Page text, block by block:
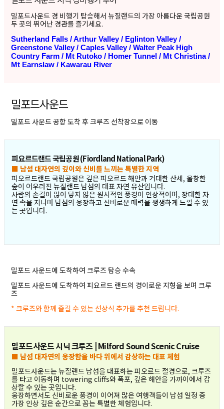
밀포드사운드 경 비행기 탑승해서 뉴질랜드의 가장 아름다운 국립공원
두 곳의 뛰어난 경관를 즐기세요.
Sutherland Falls /Arthur Valley / Eglinton Valley /
Greenstone Valley / Caples Valley / Walter Peak High
Country Farm / Mt Rutoko / Homer Tunnel / Mt Christina /
Mt Earnslaw / Kawarau River
밀포드사운드
밀포드 사운드 공항 도착 후 크루즈 선착장으로 이동
피요르드랜드 국립공원 (Fiordland National Park)
■ 남섬 대자연의 깊이와 신비를 느끼는 특별한 지역
피오르드랜드 국립공원은 깊은 피오르드 해안과 거대한 산세, 울창한
숲이 어우러진 뉴질랜드 남섬의 대표 자연 유산입니다.
사람의 손길이 많이 닿지 않은 원시적인 풍경이 인상적이며, 장대한 자
연 속을 지나며 남섬의 웅장하고 신비로운 매력을 생생하게 느낄 수 있
는 곳입니다.
밀포드 사운드에 도착하여 크루즈 탑승 수속
밀포드 사운드에 도착하여 피요르드 랜드의 경이로운 지형을 보며 크루
즈
* 크루즈와 함께 즐길 수 있는 선상식 추가를 추천 드립니다.
밀포드사운드 시닉 크루즈 | Milford Sound Scenic Cruise
■ 남섬 대자연의 웅장함을 바다 위에서 감상하는 대표 체험
밀포드사운드는 뉴질랜드 남섬을 대표하는 피오르드 절경으로, 크루즈
를 타고 이동하며 towering cliffs와 폭포, 깊은 해안을 가까이에서 감
상할 수 있는 곳입니다.
웅장하면서도 신비로운 풍경이 이어져 많은 여행객들이 남섬 일정 중
가장 인상 깊은 순간으로 꼽는 특별한 체험입니다.